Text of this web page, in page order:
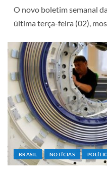
O novo boletim semanal
última terça-feira (02),
BRASIL NOTÍCIAS